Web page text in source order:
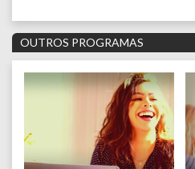
OUTROS PROGRAMAS